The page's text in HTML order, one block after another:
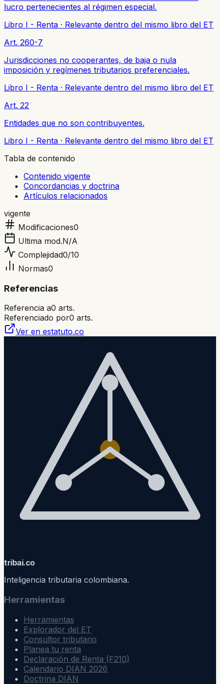
lucro pertenecientes al régimen especial.
Libro I - Renta · Relevante dentro del mismo libro del ET
Art. 260-7
Jurisdicciones no cooperantes, de baja o nula
imposición y regímenes tributarios preferenciales.
Libro I - Renta · Relevante dentro del mismo libro del ET
Art. 22
Entidades que no son contribuyentes.
Libro I - Renta · Relevante dentro del mismo libro del ET
Tabla de contenido
Contenido vigente
Concordancias y doctrina
Artículos relacionados
vigente
Modificaciones0
Ultima mod.N/A
Complejidad0/10
Normas0
Referencias
Referencia a0 arts.
Referenciado por0 arts.
Ver en estatuto.co
tribai.co
Inteligencia tributaria colombiana.
Herramientas
Herramientas
Explorador del ET
Consultor tributario
Planea tu renta
Declaración de Renta (F210)
Calendario DIAN 2026
Doctrina DIAN